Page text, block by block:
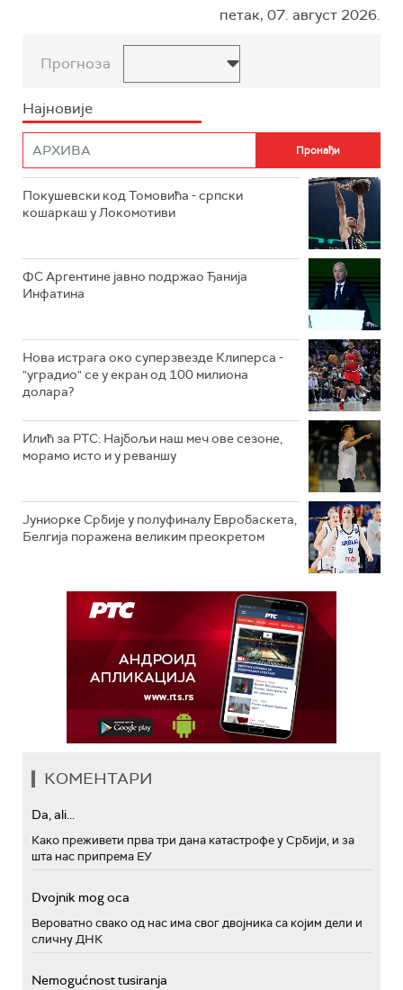
петак, 07. август 2026.
Прогноза
Најновије
Покушевски код Томовића - српски
кошаркаш у Локомотиви
ФС Аргентине јавно подржао Ђанија
Инфатина
Нова истрага око суперзвезде Клиперса -
"уградио" се у екран од 100 милиона
долара?
Илић за РТС: Најбољи наш меч ове сезоне,
морамо исто и у реваншу
Јуниорке Србије у полуфиналу Евробаскета,
Белгија поражена великим преокретом
КОМЕНТАРИ
Da, ali...
Како преживети прва три дана катастрофе у Србији, и за
шта нас припрема ЕУ
Dvojnik mog oca
Вероватно свако од нас има свог двојника са којим дели и
сличну ДНК
Nemogućnost tusiranja